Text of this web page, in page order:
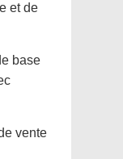
et de
base
vente